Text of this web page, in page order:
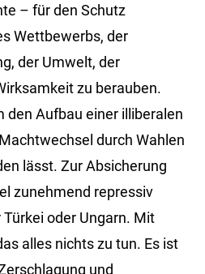
– für den Schutz
Wettbewerbs, der
der Umwelt, der
zu berauben.
den Aufbau einer illiberalen
durch Wahlen
lässt. Zur Absicherung
zunehmend repressiv
oder Ungarn. Mit
alles nichts zu tun. Es ist
und